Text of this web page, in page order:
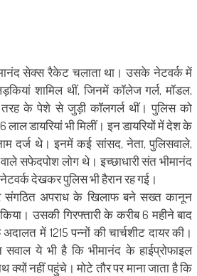
सेक्स रैकेट चलाता था। उसके नेटवर्क में
शामिल थीं, जिनमें कॉलेज गर्ल, मॉडल,
तरह के पेशे से जुड़ी कॉलगर्ल थीं। पुलिस को
डायरियां भी मिलीं। इन डायरियों में देश के
दर्ज थे। इनमें कई सांसद, नेता, पुलिसवाले,
सफेदपोश लोग थे। इच्छाधारी संत भीमानंद
देखकर पुलिस भी हैरान रह गई।
संगठित अपराध के खिलाफ बने सख्त कानून
उसकी गिरफ्तारी के करीब 6 महीने बाद
में 1215 पन्नों की चार्चशीट दायर की।
ये भी है कि भीमानंद के हाईप्रोफाइल
नहीं पहुंचे। मोटे तौर पर माना जाता है कि